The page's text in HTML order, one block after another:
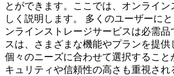
とができます。ここでは、オンライ
しく説明します。 多くのユーザーに
ンラインストレージサービスは必需
スは、さまざまな機能やプランを提
個々のニーズに合わせて選択すること
キュリティや信頼性の高さも重視され